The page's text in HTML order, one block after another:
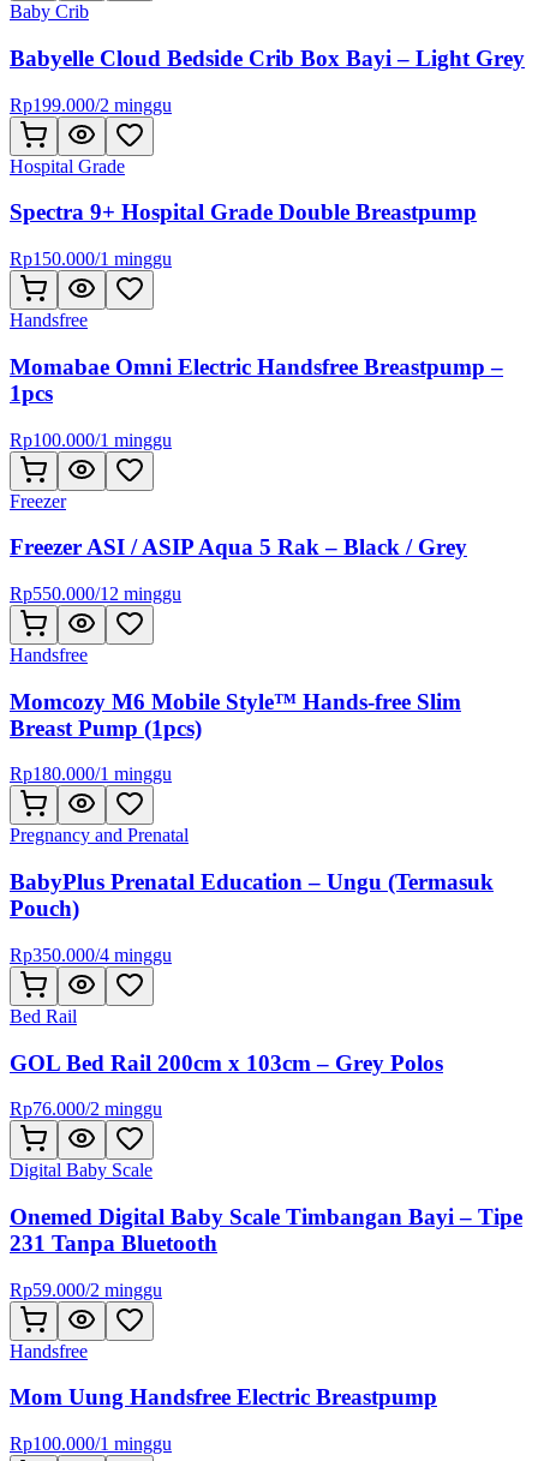
Baby Crib
Babyelle Cloud Bedside Crib Box Bayi – Light Grey
Rp199.000/2 minggu
Hospital Grade
Spectra 9+ Hospital Grade Double Breastpump
Rp150.000/1 minggu
Handsfree
Momabae Omni Electric Handsfree Breastpump –
1pcs
Rp100.000/1 minggu
Freezer
Freezer ASI / ASIP Aqua 5 Rak – Black / Grey
Rp550.000/12 minggu
Handsfree
Momcozy M6 Mobile Style™ Hands-free Slim
Breast Pump (1pcs)
Rp180.000/1 minggu
Pregnancy and Prenatal
BabyPlus Prenatal Education – Ungu (Termasuk
Pouch)
Rp350.000/4 minggu
Bed Rail
GOL Bed Rail 200cm x 103cm – Grey Polos
Rp76.000/2 minggu
Digital Baby Scale
Onemed Digital Baby Scale Timbangan Bayi – Tipe
231 Tanpa Bluetooth
Rp59.000/2 minggu
Handsfree
Mom Uung Handsfree Electric Breastpump
Rp100.000/1 minggu